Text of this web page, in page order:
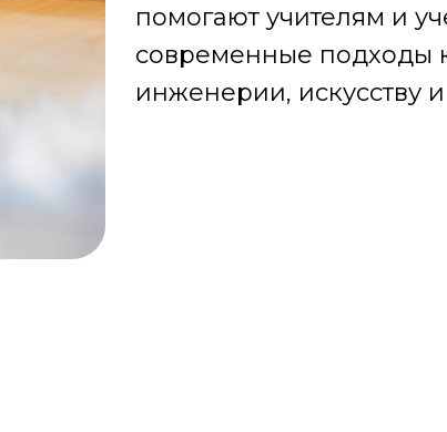
помогают учителям и
современные подходы
инженерии, искусству